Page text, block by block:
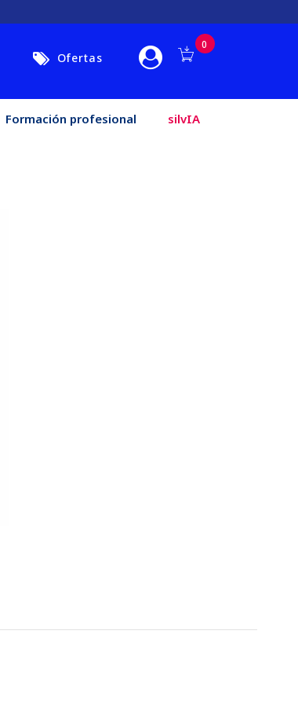
Ofertas
0
Formación profesional silvIA